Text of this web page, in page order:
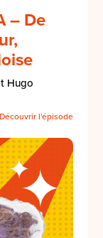
– De
Hugo
Découvrir l'épisode